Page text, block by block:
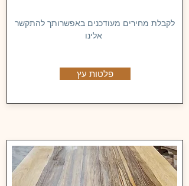
לקבלת מחירים מעודכנים באפשרותך להתקשר
אלינו
פלטות עץ